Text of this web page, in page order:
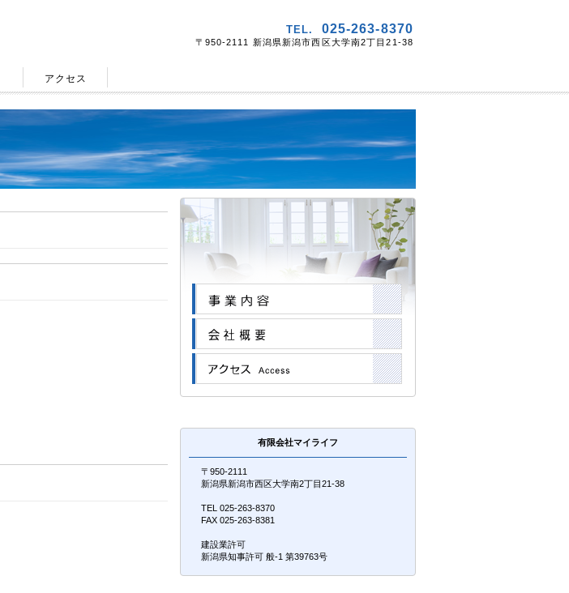
TEL. 025-263-8370
〒950-2111 新潟県新潟市西区大学南2丁目21-38
アクセス
有限会社マイライフ
〒950-2111
新潟県新潟市西区大学南2丁目21-38
TEL 025-263-8370
FAX 025-263-8381
建設業許可
新潟県知事許可 般-1 第39763号